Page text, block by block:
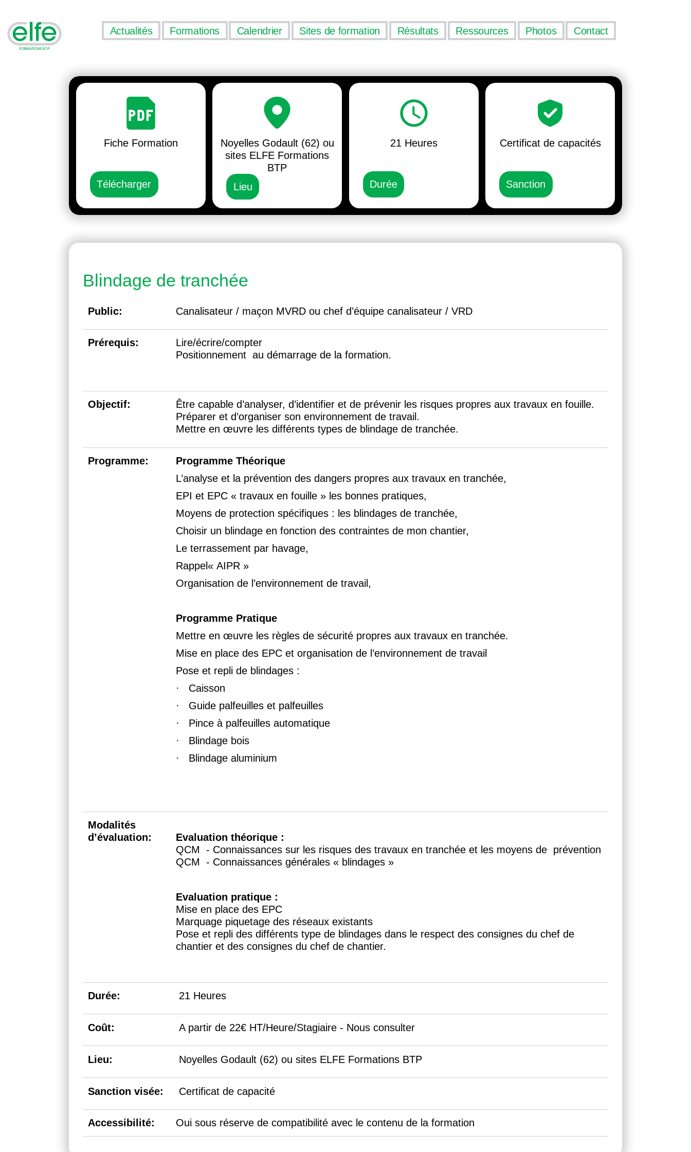
Actualités Formations Calendrier Sites de formation Résultats Ressources Photos Contact
Fiche Formation
Télécharger
Noyelles Godault (62) ou
sites ELFE Formations
BTP
Lieu
21 Heures
Durée
Certificat de capacités
Sanction
Blindage de tranchée
Public: Canalisateur / maçon MVRD ou chef d’équipe canalisateur / VRD
Prérequis:
Lire/écrire/compter
Positionnement au démarrage de la formation.
Objectif:
Être capable d’analyser, d’identifier et de prévenir les risques propres aux travaux en fouille.
Préparer et d’organiser son environnement de travail.
Mettre en œuvre les différents types de blindage de tranchée.
Programme:
Programme Théorique
L’analyse et la prévention des dangers propres aux travaux en tranchée,
EPI et EPC « travaux en fouille » les bonnes pratiques,
Moyens de protection spécifiques : les blindages de tranchée,
Choisir un blindage en fonction des contraintes de mon chantier,
Le terrassement par havage,
Rappel« AIPR »
Organisation de l’environnement de travail,
Programme Pratique
Mettre en œuvre les règles de sécurité propres aux travaux en tranchée.
Mise en place des EPC et organisation de l’environnement de travail
Pose et repli de blindages :
· Caisson
· Guide palfeuilles et palfeuilles
· Pince à palfeuilles automatique
· Blindage bois
· Blindage aluminium
Modalités
d’évaluation:
Evaluation théorique :
QCM  - Connaissances sur les risques des travaux en tranchée et les moyens de  prévention
QCM  - Connaissances générales « blindages »
Evaluation pratique :
Mise en place des EPC
Marquage piquetage des réseaux existants
Pose et repli des différents type de blindages dans le respect des consignes du chef de
chantier et des consignes du chef de chantier.
Durée: 21 Heures
Coût: A partir de 22€ HT/Heure/Stagiaire - Nous consulter
Lieu: Noyelles Godault (62) ou sites ELFE Formations BTP
Sanction visée: Certificat de capacité
Accessibilité: Oui sous réserve de compatibilité avec le contenu de la formation